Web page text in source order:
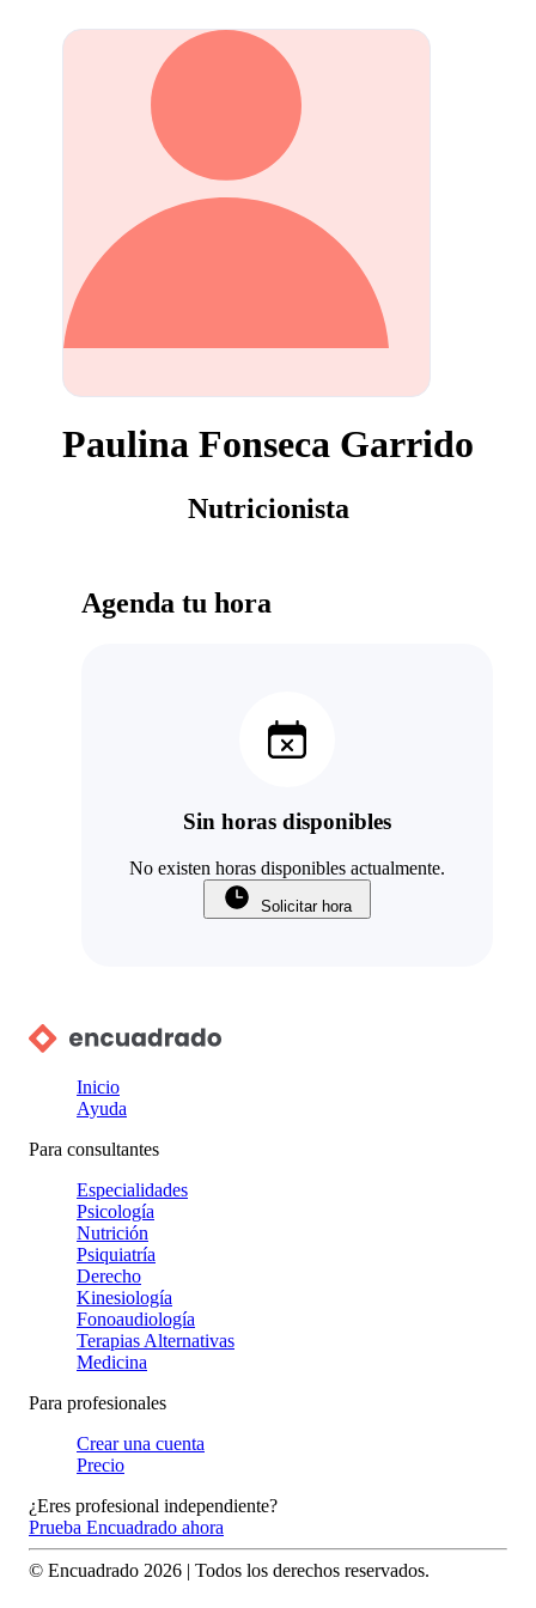
Paulina Fonseca Garrido
Nutricionista
Agenda tu hora
Sin horas disponibles
No existen horas disponibles actualmente.
Solicitar hora
Inicio
Ayuda
Para consultantes
Especialidades
Psicología
Nutrición
Psiquiatría
Derecho
Kinesiología
Fonoaudiología
Terapias Alternativas
Medicina
Para profesionales
Crear una cuenta
Precio
¿Eres profesional independiente?
Prueba Encuadrado ahora
© Encuadrado 2026 | Todos los derechos reservados.